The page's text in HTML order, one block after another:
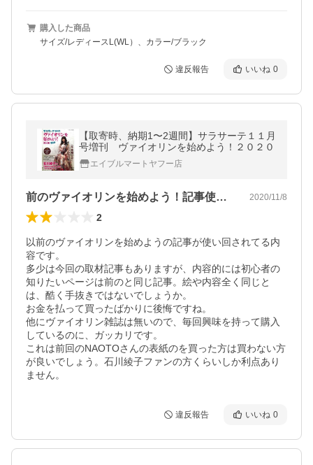
購入した商品
サイズ/レディースL(WL）、カラー/ブラック
違反報告 いいね 0
【取寄時、納期1〜2週間】サラサーテ１１月
号増刊 ヴァイオリンを始めよう！２０２０
エイブルマートヤフー店
前のヴァイオリンを始めよう！記事使い回し 2020/11/8
2
以前のヴァイオリンを始めようの記事が使い回されてる内
容です。
多少は今回の取材記事もありますが、内容的には初心者の
知りたいページは前のと同じ記事。絵や内容全く同じと
は、酷く手抜きではないでしょうか。
お金を払って買ったばかりに後悔ですね。
他にヴァイオリン雑誌は無いので、毎回興味を持って購入
しているのに、ガッカリです。
これは前回のNAOTOさんの表紙のを買った方は買わない方
が良いでしょう。石川綾子ファンの方くらいしか利点あり
ません。
違反報告 いいね 0